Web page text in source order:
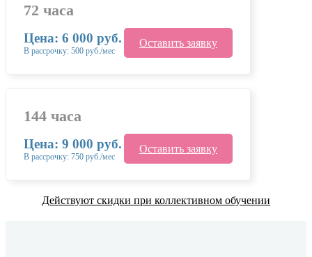
72 часа
Цена: 6 000 руб.
В рассрочку: 500 руб./мес
Оставить заявку
144 часа
Цена: 9 000 руб.
В рассрочку: 750 руб./мес
Оставить заявку
Действуют скидки при коллективном обучении